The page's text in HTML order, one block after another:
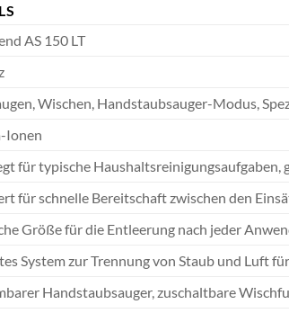
AS 150 LT
Wischen, Handstaubsauger-Modus,
Ionen
für typische
für schnelle Bereitschaft zwischen den
Größe für die Entleerung nach jeder
System zur Trennung von Staub und Luft
Handstaubsauger, zuschaltbare